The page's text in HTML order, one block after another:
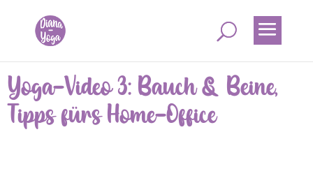
Yoga-Video 3: Bauch & Beine,
Tipps fürs Home-Office